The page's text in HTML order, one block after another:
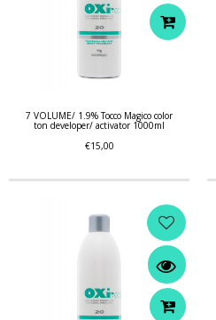
7 VOLUME/ 1.9% Tocco Magico color
ton developer/ activator 1000ml
€15,00